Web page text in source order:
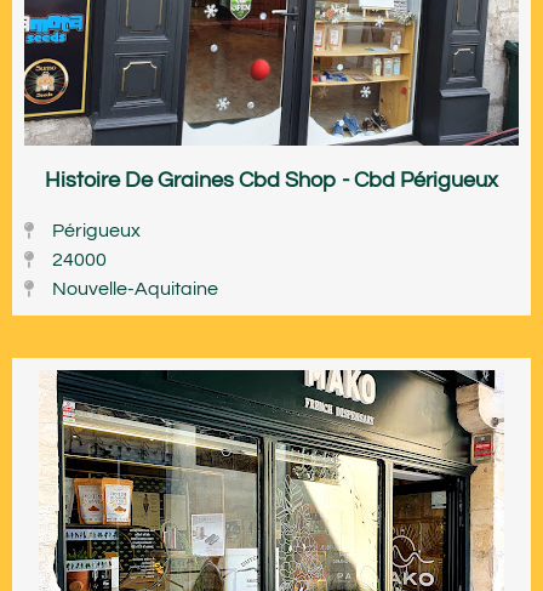
Histoire De Graines Cbd Shop - Cbd Périgueux
Périgueux
24000
Nouvelle-Aquitaine